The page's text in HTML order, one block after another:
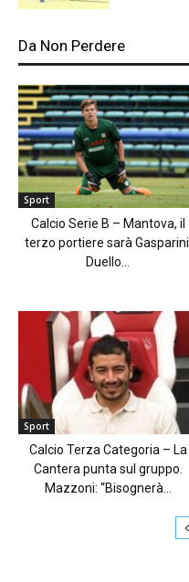
Da Non Perdere
Sport
Calcio Serie B – Mantova, il
terzo portiere sarà Gasparini.
Duello...
Sport
Calcio Terza Categoria – La
Cantera punta sul gruppo.
Mazzoni: “Bisognerà...